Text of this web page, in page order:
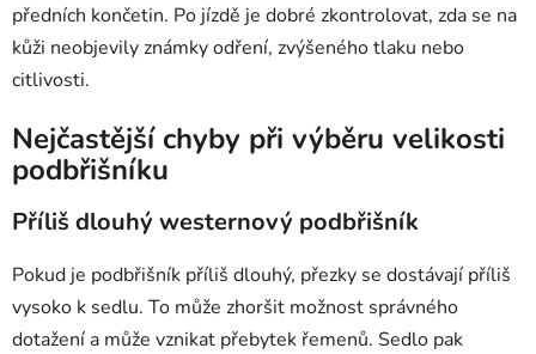
předních končetin. Po jízdě je dobré zkontrolovat, zda se na
kůži neobjevily známky odření, zvýšeného tlaku nebo
citlivosti.
Nejčastější chyby při výběru velikosti
podbřišníku
Příliš dlouhý westernový podbřišník
Pokud je podbřišník příliš dlouhý, přezky se dostávají příliš
vysoko k sedlu. To může zhoršit možnost správného
dotažení a může vznikat přebytek řemenů. Sedlo pak